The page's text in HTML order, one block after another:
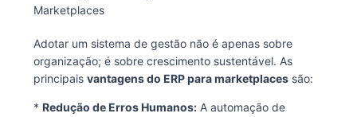
Marketplaces
Adotar um sistema de gestão não é apenas sobre
organização; é sobre crescimento sustentável. As
principais vantagens do ERP para marketplacessão:
* Redução de Erros Humanos:A automação de